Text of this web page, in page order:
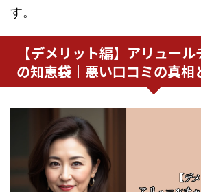
す。
【デメリット編】アリュー
の知恵袋｜悪い口コミの真相